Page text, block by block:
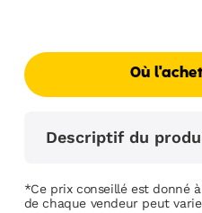
Où
Descriptif du
*Ce prix conseillé est donné
de chaque vendeur peut